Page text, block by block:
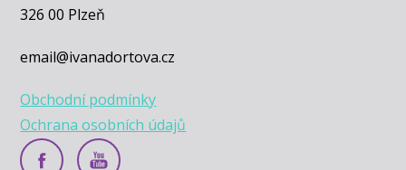
326 00 Plzeň
email@ivanadortova.cz
Obchodní podmínky
Ochrana osobních údajů